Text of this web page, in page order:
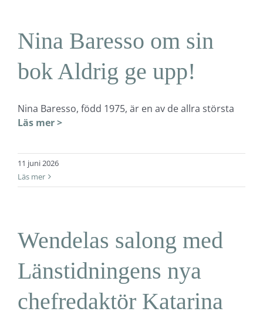
Nina Baresso om sin
bok Aldrig ge upp!
Nina Baresso, född 1975, är en av de allra största
Läs mer >
11 juni 2026
Läs mer
Wendelas salong med
Länstidningens nya
chefredaktör Katarina